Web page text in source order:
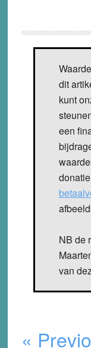
dit
kunt
een
NB de
van
«